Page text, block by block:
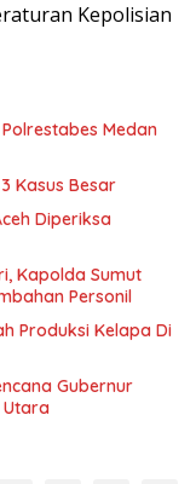
Kepolisian
Medan
Kasus Besar
Diperiksa
Kapolda Sumut
Personil
Produksi Kelapa Di
Gubernur
Utara